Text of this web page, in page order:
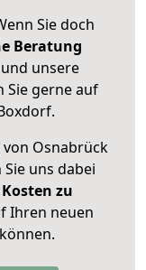
Sie doch
Beratung
unsere
Sie gerne auf
Osnabrück
uns dabei
zu
Ihren neuen